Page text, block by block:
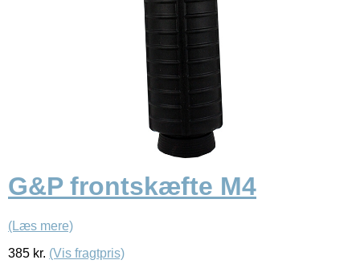
G&P frontskæfte M4
(Læs mere)
385 kr. (Vis fragtpris)